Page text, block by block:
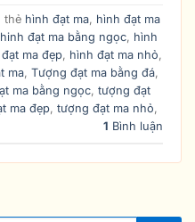
thẻ hình đạt ma, hình đạt ma
hinh đạt ma bằng ngọc, hình
ma đẹp, hình đạt ma nhỏ,
ma, Tượng đạt ma bằng đá,
ma bằng ngọc, tượng đạt
ma đẹp, tượng đạt ma nhỏ,
1 Bình luận